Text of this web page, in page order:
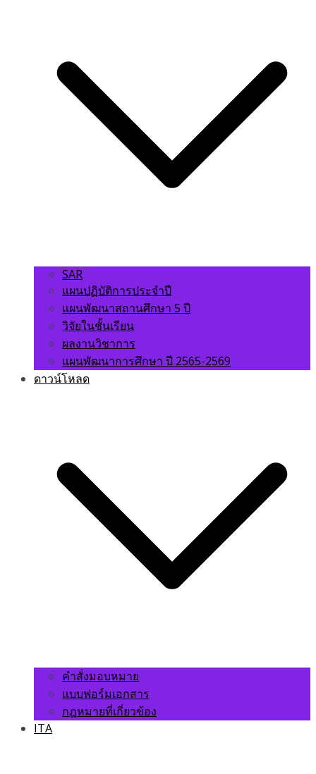
SAR
แผนปฏิบัติการประจำปี
แผนพัฒนาสถานศึกษา 5 ปี
วิจัยในชั้นเรียน
ผลงานวิชาการ
แผนพัฒนาการศึกษา ปี 2565-2569
ดาวน์โหลด
คำสั่งมอบหมาย
แบบฟอร์มเอกสาร
กฎหมายที่เกี่ยวข้อง
ITA